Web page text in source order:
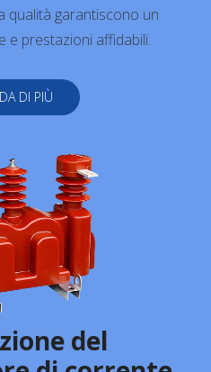
qualità garantiscono un
e prestazioni affidabili.
DI PIÙ
del